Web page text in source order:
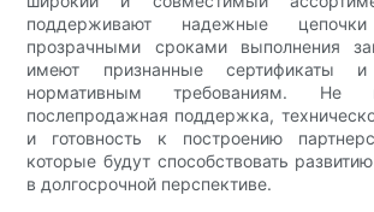
поддерживают надежные
прозрачными сроками выполнения
имеют признанные сертификаты и
нормативным требованиям. Не
послепродажная поддержка,
и готовность к построению
которые будут способствовать
в долгосрочной перспективе.